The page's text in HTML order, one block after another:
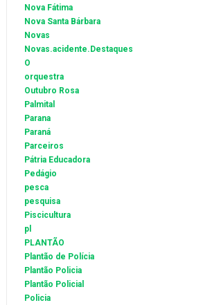
Nova Fátima
Nova Santa Bárbara
Novas
Novas.acidente.Destaques
O
orquestra
Outubro Rosa
Palmital
Parana
Paraná
Parceiros
Pátria Educadora
Pedágio
pesca
pesquisa
Piscicultura
pl
PLANTÃO
Plantão de Polícia
Plantão Policia
Plantão Policial
Policia